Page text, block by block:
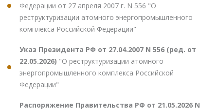
Федерации от 27 апреля 2007 г. N 556 "О
реструктуризации атомного энергопромышленного
комплекса Российской Федерации"
Указ Президента РФ от 27.04.2007 N 556 (ред. от
22.05.2026) "О реструктуризации атомного
энергопромышленного комплекса Российской
Федерации"
Распоряжение Правительства РФ от 21.05.2026 N